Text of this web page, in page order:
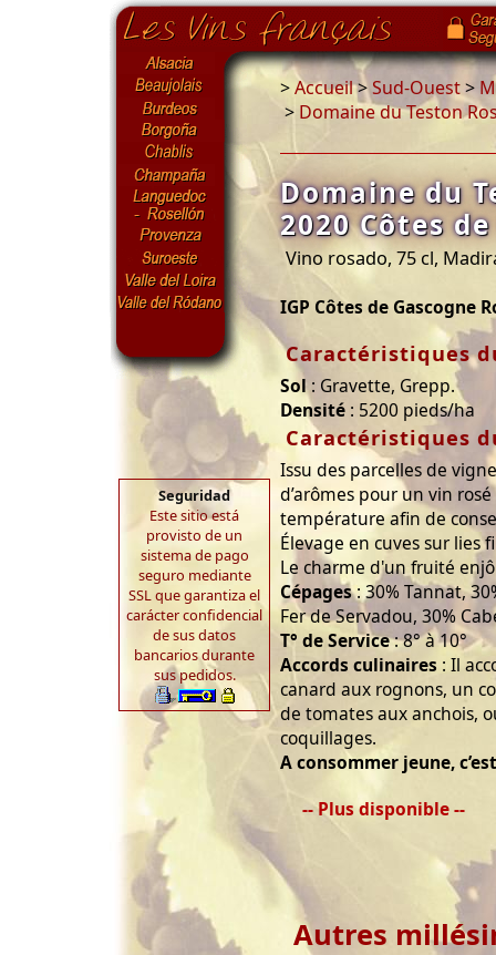
Seguridad
Este sitio está
provisto de un
sistema de pago
seguro mediante
SSL que garantiza el
carácter confidencial
de sus datos
bancarios durante
sus pedidos.
>Accueil>Sud-Ouest>
> Domaine du Teston
Domaine du
2020 Côtes
Vino rosado, 75 cl,
IGP Côtes de Gascogne
Caractéristiques
Sol: Gravette, Grepp.
Densité : 5200 pieds/ha
Caractéristiques
Issu des parcelles de
d’arômes pour un vin
température afin de
Élevage en cuves sur lies
Le charme d'un fruité
Cépages: 30% Tannat,
Fer de Servadou, 30%
T° de Service: 8° à 10°
Accords culinaires : Il
canard aux rognons, un
de tomates aux anchois,
coquillages.
A consommer jeune,
-- Plus disponible --
Autres